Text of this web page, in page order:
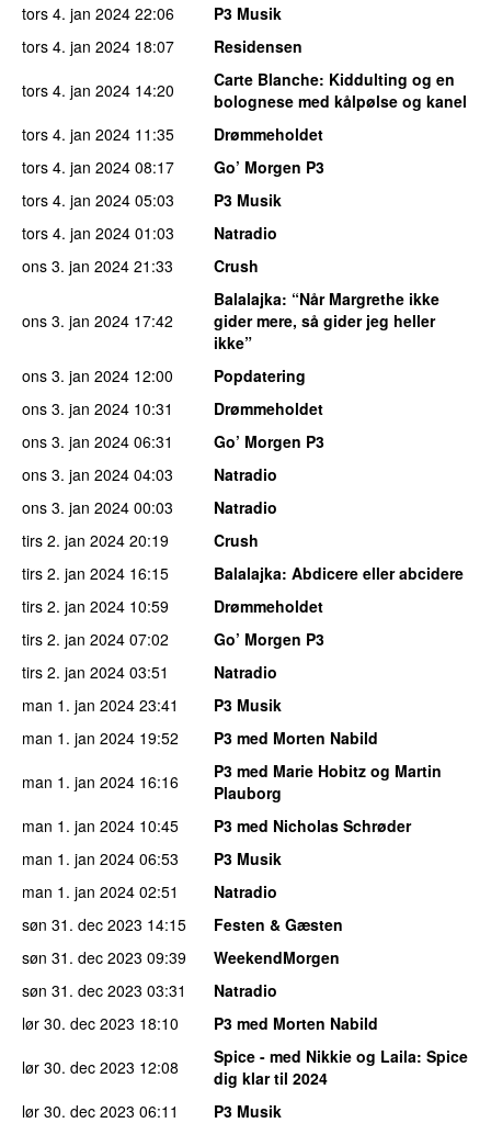
tors 4. jan 2024 22:06
P3 Musik
tors 4. jan 2024 18:07
Residensen
tors 4. jan 2024 14:20 Carte Blanche: Kiddulting og en
bolognese med kålpølse og kanel
tors 4. jan 2024 11:35
Drømmeholdet
tors 4. jan 2024 08:17
Go’ Morgen P3
tors 4. jan 2024 05:03
P3 Musik
tors 4. jan 2024 01:03
Natradio
ons 3. jan 2024 21:33 Crush
ons 3. jan 2024 17:42
Balalajka: “Når Margrethe ikke
gider mere, så gider jeg heller
ikke”
ons 3. jan 2024 12:00
Popdatering
ons 3. jan 2024 10:31
Drømmeholdet
ons 3. jan 2024 06:31
Go’ Morgen P3
ons 3. jan 2024 04:03
Natradio
ons 3. jan 2024 00:03
Natradio
tirs 2. jan 2024 20:19
Crush
tirs 2. jan 2024 16:15 Balalajka: Abdicere eller abcidere
tirs 2. jan 2024 10:59
Drømmeholdet
tirs 2. jan 2024 07:02
Go’ Morgen P3
tirs 2. jan 2024 03:51
Natradio
man 1. jan 2024 23:41
P3 Musik
man 1. jan 2024 19:52
P3 med Morten Nabild
man 1. jan 2024 16:16
P3 med Marie Hobitz og Martin
Plauborg
man 1. jan 2024 10:45
P3 med Nicholas Schrøder
man 1. jan 2024 06:53
P3 Musik
man 1. jan 2024 02:51
Natradio
søn 31. dec 2023 14:15
Festen & Gæsten
søn 31. dec 2023 09:39
WeekendMorgen
søn 31. dec 2023 03:31
Natradio
lør 30. dec 2023 18:10
P3 med Morten Nabild
lør 30. dec 2023 12:08 Spice - med Nikkie og Laila: Spice
dig klar til 2024
lør 30. dec 2023 06:11
P3 Musik